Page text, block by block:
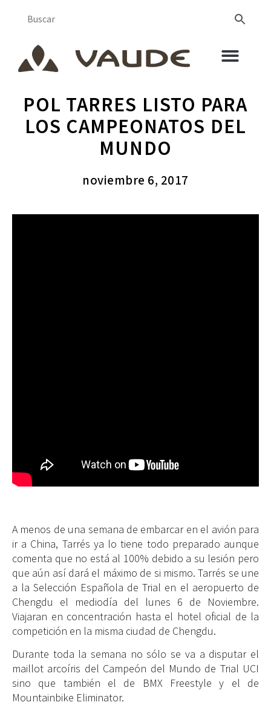
POL TARRES LISTO PARA
LOS CAMPEONATOS DEL
MUNDO
noviembre 6, 2017
A menos de una semana de embarcar en el avión para
ir a China, Tarrés ya lo tiene todo preparado aunque
comenta que no está al 100% debido a su lesión pero
que aún así dará el máximo de si mismo. Tarrés se une
a la Selección Española de Trial en el aeropuerto de
Chengdu el mediodía del lunes 6 de Noviembre.
Viajaran en concentración hasta el hotel oficial de la
competición en la misma ciudad de Chengdu.
Durante toda la semana no sólo se va a disputar el
maillot arcoíris del Campeón del Mundo de Trial UCI
sino que también el de BMX Freestyle y el de
Mountainbike Eliminator.